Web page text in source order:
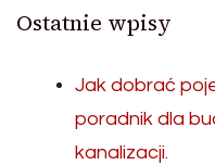
Ostatnie wpisy
Jak dobrać
poradnik dla
kanalizacji.